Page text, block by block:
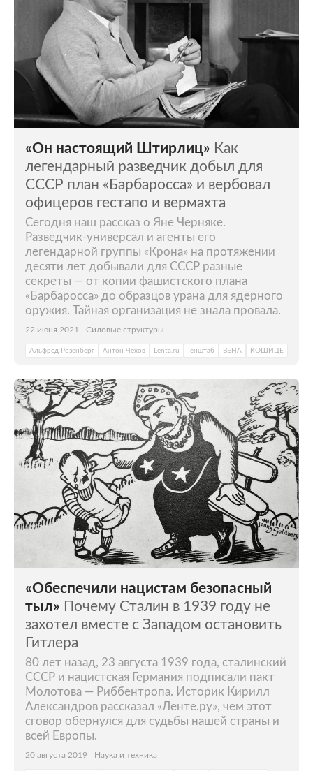
«Он настоящий Штирлиц» Как
легендарный разведчик добыл для
СССР план «Барбаросса» и вербовал
офицеров гестапо и вермахта
Сегодня наш рассказ о Яне Черняке.
Разведчик-универсал и агенты его
легендарной группы «Крона» на протяжении
десяти лет добывали для СССР разные
секреты — от копии фашистского плана
«Барбаросса» до образцов урана для ядерного
оружия. Тайная организация не знала провала.
22 июня 2021 Силовые структуры
Альфред Розенберг Антон Чехов Lenta.ru Генштаб ВЕНА КОШИЦЕ
«Обеспечили нацистам безопасный
тыл» Почему Сталин в 1939 году не
захотел вместе с Западом остановить
Гитлера
80 лет назад, 23 августа 1939 года, сталинский
СССР и нацистская Германия подписали пакт
Молотова — Риббентропа. Историк Кирилл
Александров рассказал «Ленте.ру», чем этот
сговор обернулся для судьбы нашей страны и
всей Европы.
20 августа 2019 Наука и техника